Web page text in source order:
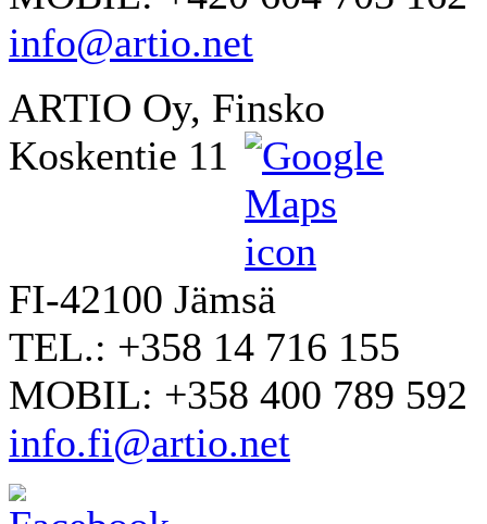
info@artio.net
ARTIO Oy, Finsko
Koskentie 11
FI-42100 Jämsä
TEL.: +358 14 716 155
MOBIL: +358 400 789 592
info.fi@artio.net